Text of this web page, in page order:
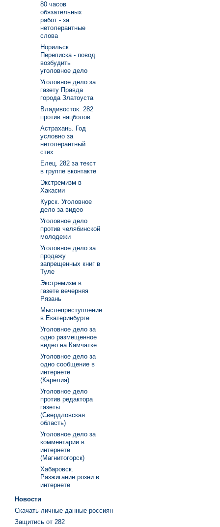
80 часов
обязательных
работ - за
нетолерантные
слова
Норильск.
Переписка - повод
возбудить
уголовное дело
Уголовное дело за
газету Правда
города Златоуста
Владивосток. 282
против нацболов
Астрахань. Год
условно за
нетолерантный
стих
Елец. 282 за текст
в группе вконтакте
Экстремизм в
Хакасии
Курск. Уголовное
дело за видео
Уголовное дело
против челябинской
молодежи
Уголовное дело за
продажу
запрещенных книг в
Туле
Экстремизм в
газете вечерняя
Рязань
Мыслепреступление
в Екатеринбурге
Уголовное дело за
одно размещенное
видео на Камчатке
Уголовное дело за
одно сообщение в
интернете
(Карелия)
Уголовное дело
против редактора
газеты
(Свердловская
область)
Уголовное дело за
комментарии в
интернете
(Магнитогорск)
Хабаровск.
Разжигание розни в
интернете
Новости
Скачать личные данные россиян
Защитись от 282